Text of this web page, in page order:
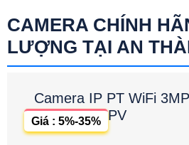
CAMERA CHÍNH
LƯỢNG TẠI AN
Camera IP PT WiFi
PV
Giá : 5%-35%